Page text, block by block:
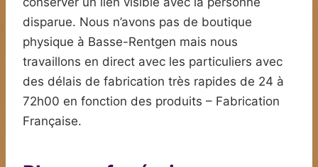
disparue. Nous n’avons pas de boutique
physique à Basse-Rentgen mais nous
travaillons en direct avec les particuliers avec
des délais de fabrication très rapides de 24 à
72h00 en fonction des produits – Fabrication
Française.